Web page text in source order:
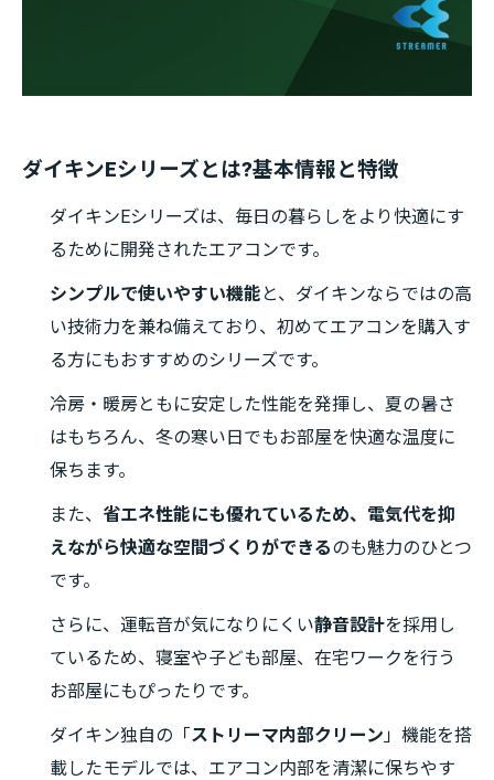
ダイキンEシリーズとは?基本情報と特徴
ダイキンEシリーズは、毎日の暮らしをより快適にす
るために開発されたエアコンです。
シンプルで使いやすい機能 と、ダイキンならではの高
い技術力を兼ね備えており、初めてエアコンを購入す
る方にもおすすめのシリーズです。
冷房・暖房ともに安定した性能を発揮し、夏の暑さ
はもちろん、冬の寒い日でもお部屋を快適な温度に
保ちます。
また、 省エネ性能にも優れているため、電気代を抑
えながら快適な空間づくりができるのも魅力のひとつ
です。
さらに、運転音が気になりにくい静音設計を採用し
ているため、寝室や子ども部屋、在宅ワークを行う
お部屋にもぴったりです。
ダイキン独自の「ストリーマ内部クリーン」機能を搭
載したモデルでは、エアコン内部を清潔に保ちやす